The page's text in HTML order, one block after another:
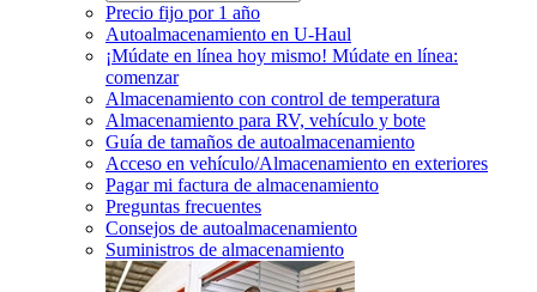
Precio fijo por 1 año
Autoalmacenamiento en U-Haul
¡Múdate en línea hoy mismo! Múdate en línea:
comenzar
Almacenamiento con control de temperatura
Almacenamiento para RV, vehículo y bote
Guía de tamaños de autoalmacenamiento
Acceso en vehículo/Almacenamiento en exteriores
Pagar mi factura de almacenamiento
Preguntas frecuentes
Consejos de autoalmacenamiento
Suministros de almacenamiento